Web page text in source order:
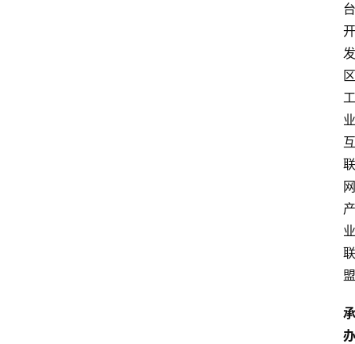
台
开
发
区
工
业
互
联
网
产
业
联
盟
承
办